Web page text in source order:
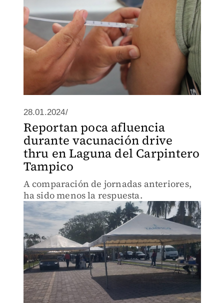
28.01.2024/
Reportan poca afluencia
durante vacunación drive
thru en Laguna del Carpintero
Tampico
A comparación de jornadas anteriores,
ha sido menos la respuesta.